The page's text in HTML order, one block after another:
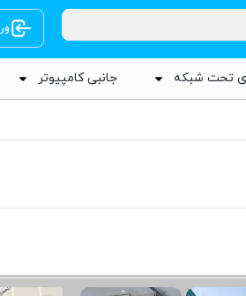
تحت شبکه جانبی کامپیوتر